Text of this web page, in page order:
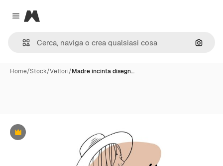
Close menu
Magnific
Cerca
Home/Stock/Vettori/Madre incinta disegn…
Premium